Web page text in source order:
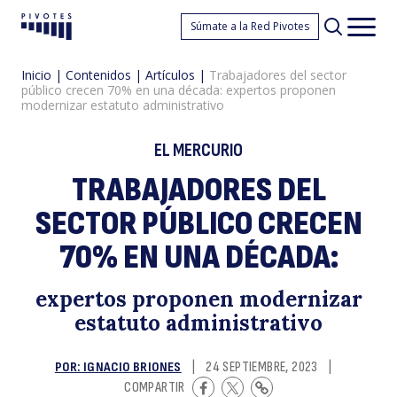
Pivotes Súmate a la Red Pivotes
Inicio | Contenidos | Artículos | Trabajadores del sector
público crecen 70% en una década: expertos proponen
modernizar estatuto administrativo
EL MERCURIO
TRABAJADORES DEL
SECTOR PÚBLICO CRECEN
70% EN UNA DÉCADA:
expertos proponen modernizar
estatuto administrativo
POR: IGNACIO BRIONES 24 SEPTIEMBRE, 2023
COMPARTIR